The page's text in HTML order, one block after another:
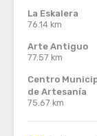
La Eskalera
76.14 km
Arte Antiguo
77.57 km
Centro
de Artesanía
75.67 km